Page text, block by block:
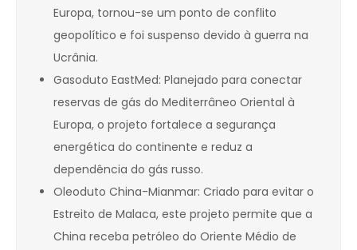
Europa, tornou-se um ponto de conflito
geopolítico e foi suspenso devido à guerra na
Ucrânia.
Gasoduto EastMed: Planejado para conectar
reservas de gás do Mediterrâneo Oriental à
Europa, o projeto fortalece a segurança
energética do continente e reduz a
dependência do gás russo.
Oleoduto China-Mianmar: Criado para evitar o
Estreito de Malaca, este projeto permite que a
China receba petróleo do Oriente Médio de